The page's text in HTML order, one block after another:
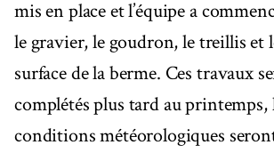
mis en place et l’équipe a
le gravier, le goudron, le treillis et
surface de la berme. Ces travaux
complétés plus tard au printemps,
conditions météorologiques